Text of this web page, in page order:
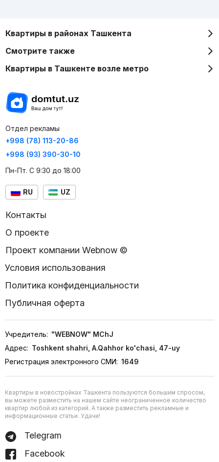
Квартиры в районах Ташкента
Смотрите также
Квартиры в Ташкенте возле метро
Отдел рекламы
+998 (78) 113-20-86
+998 (93) 390-30-10
Пн-Пт. С 9:30 до 18:00
RU UZ
Контакты
О проекте
Проект компании Webnow ©
Условия использования
Политика конфиденциальности
Публичная оферта
Учредитель: "WEBNOW" MChJ
Адрес: Toshkent shahri, A.Qahhor ko'chasi, 47-uy
Регистрация электронного СМИ: 1649
Квартиры в новостройках Ташкента пользуются большим спросом,
вы можете разместить на нашем сайте неограниченное количество
квартир любой из категорий. А также разместить рекламные и
информационные статьи. Удачи!
Telegram
Facebook